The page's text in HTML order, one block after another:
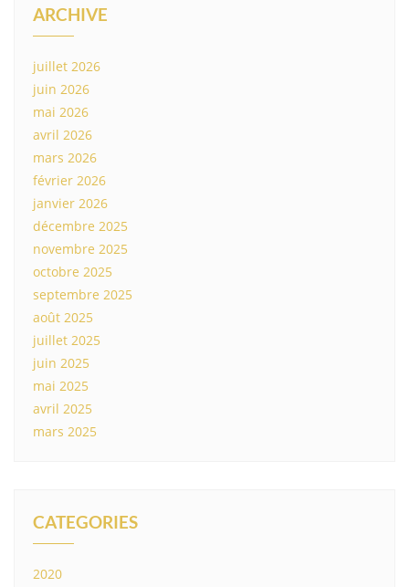
ARCHIVE
juillet 2026
juin 2026
mai 2026
avril 2026
mars 2026
février 2026
janvier 2026
décembre 2025
novembre 2025
octobre 2025
septembre 2025
août 2025
juillet 2025
juin 2025
mai 2025
avril 2025
mars 2025
CATEGORIES
2020